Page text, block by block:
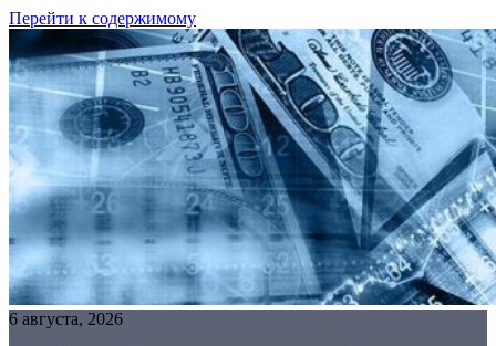
Перейти к содержимому
6 августа, 2026